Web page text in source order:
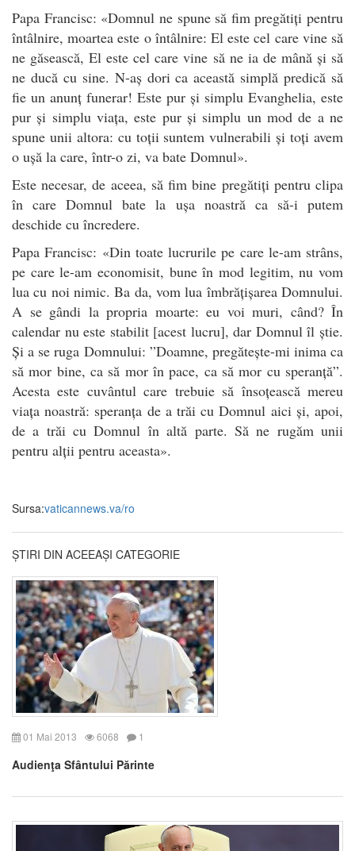
Papa Francisc: «Domnul ne spune să fim pregătiți pentru
întâlnire, moartea este o întâlnire: El este cel care vine să
ne găsească, El este cel care vine să ne ia de mână și să
ne ducă cu sine. N-aș dori ca această simplă predică să
fie un anunț funerar! Este pur și simplu Evanghelia, este
pur și simplu viața, este pur și simplu un mod de a ne
spune unii altora: cu toții suntem vulnerabili și toți avem
o ușă la care, într-o zi, va bate Domnul».
Este necesar, de aceea, să fim bine pregătiți pentru clipa
în care Domnul bate la ușa noastră ca să-i putem
deschide cu încredere.
Papa Francisc: «Din toate lucrurile pe care le-am strâns,
pe care le-am economisit, bune în mod legitim, nu vom
lua cu noi nimic. Ba da, vom lua îmbrățișarea Domnului.
A se gândi la propria moarte: eu voi muri, când? În
calendar nu este stabilit [acest lucru], dar Domnul îl știe.
Și a se ruga Domnului: ”Doamne, pregătește-mi inima ca
să mor bine, ca să mor în pace, ca să mor cu speranță”.
Acesta este cuvântul care trebuie să însoțească mereu
viața noastră: speranța de a trăi cu Domnul aici și, apoi,
de a trăi cu Domnul în altă parte. Să ne rugăm unii
pentru alții pentru aceasta».
Sursa:vaticannews.va/ro
ȘTIRI DIN ACEEAȘI CATEGORIE
01 Mai 2013 6068 1
Audienţa Sfântului Părinte